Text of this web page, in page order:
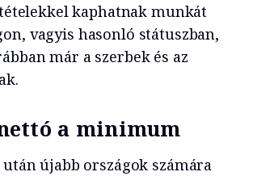
kaphatnak munkát
vagyis hasonló státuszban,
már a szerbek és az
a minimum
után újabb országok számára